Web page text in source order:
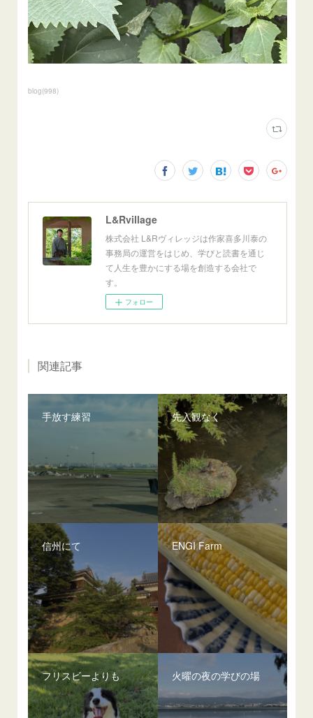
blog(998)
L&Rvillage
株式会社 L&Rヴィレッジは作家喜多川泰の
事務局の運営をはじめ、学びと読書を通じ
て人生を豊かにする場を創造する会社で
す。
フォロー
関連記事
手放す練習 先入観なく
信州にて ENGI Farm
フリスビーよりも 火曜の夜の学びの場